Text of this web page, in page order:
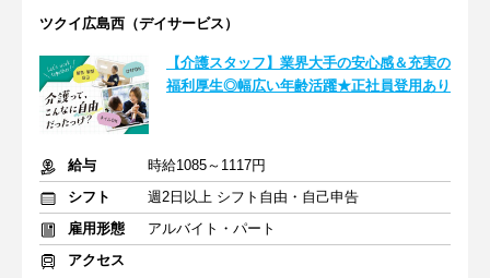
ツクイ広島西（デイサービス）
【介護スタッフ】業界大手の安心感＆充実の
福利厚生◎幅広い年齢活躍★正社員登用あり
給与
時給1085～1117円
シフト
週2日以上 シフト自由・自己申告
雇用形態
アルバイト・パート
アクセス